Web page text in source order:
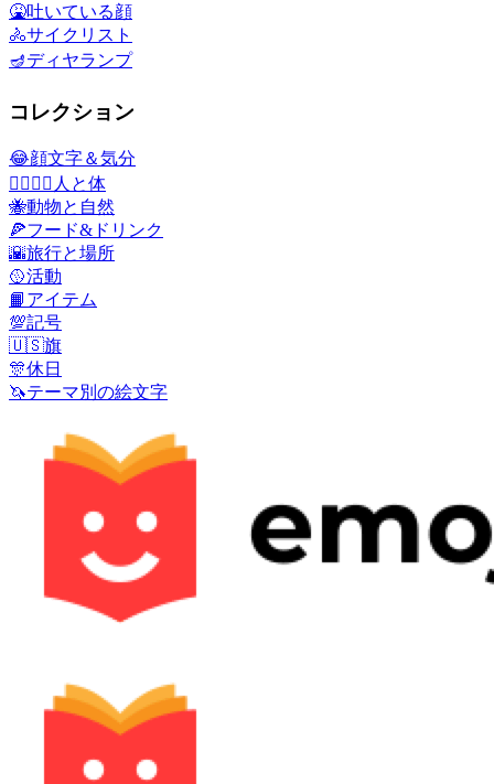
🤮吐いている顔
🚴サイクリスト
🪔ディヤランプ
コレクション
😂顔文字＆気分
👩‍❤️‍💋‍👨 人と体
🐝動物と自然
🍕フード&ドリンク
🌇旅行と場所
🥎活動
📙 アイテム
💯記号
🇺🇸旗
🎊休日
🦄テーマ別の絵文字